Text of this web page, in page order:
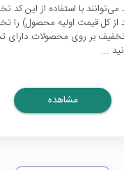
3 درصد از کل قیمت اولیه محصول)
تخفیف بر روی محصولات دارای
...
مشاهده